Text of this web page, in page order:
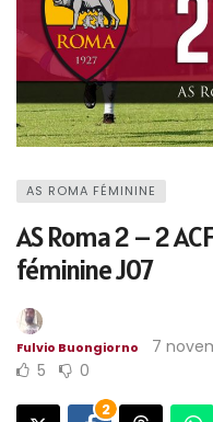
AS ROMA FÉMININE
AS Roma 2 – 2
féminine J07
Fulvio Buongiorno 7
5
0
2